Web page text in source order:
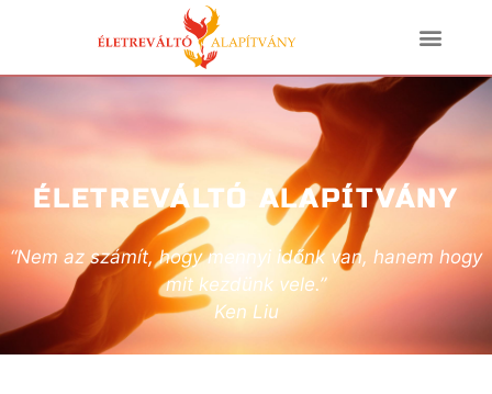
ÉLETREVÁLTÓ ALAPÍTVÁNY
“Nem az számít, hogy mennyi időnk van, hanem hogy
mit kezdünk vele.”
Ken Liu